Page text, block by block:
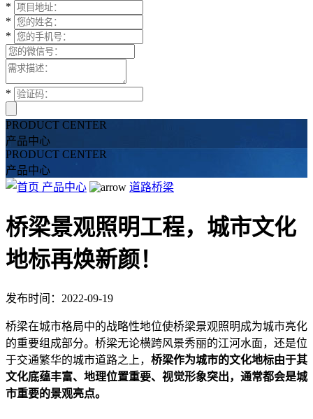
*
*
*
*
PRODUCT CENTER
产品中心
PRODUCT CENTER
产品中心
产品中心
道路桥梁
桥梁景观照明工程，城市文化
地标再焕新颜！
发布时间：2022-09-19
桥梁在城市格局中的战略性地位使桥梁景观照明成为城市亮化
的重要组成部分。桥梁无论横跨风景秀丽的江河水面，还是位
于交通繁华的城市道路之上， 桥梁作为城市的文化地标由于其
文化底蕴丰富、地理位置重要、视觉形象突出，通常都会是城
市重要的景观亮点。